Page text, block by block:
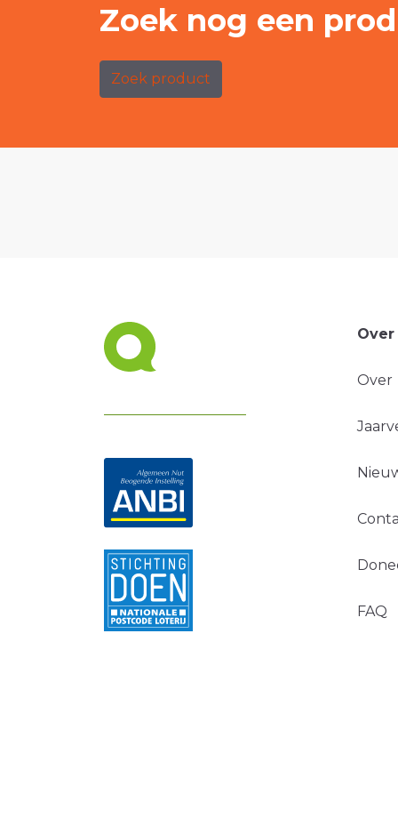
Zoek nog een
Zoek product
Over
Over
FAQ